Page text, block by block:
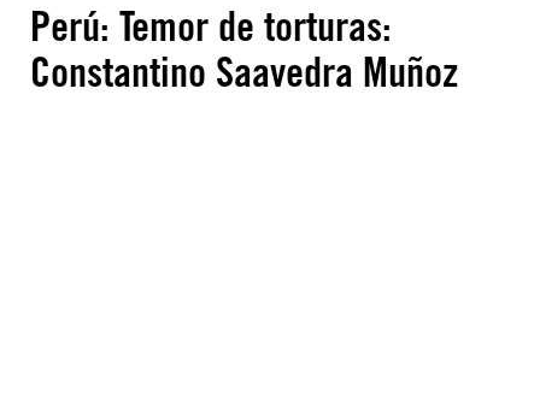
Perú: Temor de torturas:
Constantino Saavedra Muñoz